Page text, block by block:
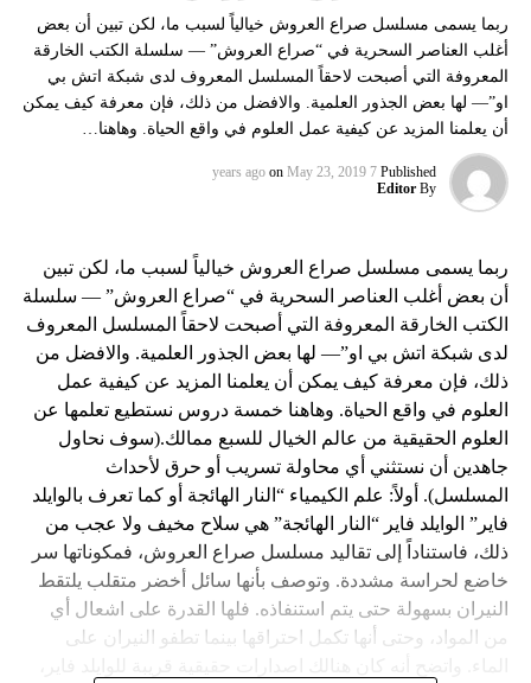
ربما يسمى مسلسل صراع العروش خيالياً لسبب ما، لكن تبين أن بعض
أغلب العناصر السحرية في “صراع العروش” — سلسلة الكتب الخارقة
المعروفة التي أصبحت لاحقاً المسلسل المعروف لدى شبكة اتش بي
او”— لها بعض الجذور العلمية. والافضل من ذلك، فإن معرفة كيف يمكن
أن يعلمنا المزيد عن كيفية عمل العلوم في واقع الحياة. وهاهنا…
Published
7 years ago
on May 23, 2019
By
Editor
ربما يسمى مسلسل صراع العروش خيالياً لسبب ما، لكن تبين
أن بعض أغلب العناصر السحرية في “صراع العروش” — سلسلة
الكتب الخارقة المعروفة التي أصبحت لاحقاً المسلسل المعروف
لدى شبكة اتش بي او”— لها بعض الجذور العلمية. والافضل من
ذلك، فإن معرفة كيف يمكن أن يعلمنا المزيد عن كيفية عمل
العلوم في واقع الحياة. وهاهنا خمسة دروس نستطيع تعلمها عن
العلوم الحقيقية من عالم الخيال للسبع ممالك.(سوف نحاول
جاهدين أن نستثني أي محاولة تسريب أو حرق لأحداث
المسلسل). أولاً: علم الكيمياء “النار الهائجة أو كما تعرف بالوايلد
فاير” الوايلد فاير “النار الهائجة” هي سلاح مخيف ولا عجب من
ذلك، فاستناداً إلى تقاليد مسلسل صراع العروش، فمكوناتها سر
خاضع لحراسة مشددة. وتوصف بأنها سائل أخضر متقلب يلتقط
النيران بسهولة حتى يتم استنفاذه. فلها القدرة على اشعال أي
من المواد، وحتى أنها تكمل احتراقها بينما تطفو النيران على